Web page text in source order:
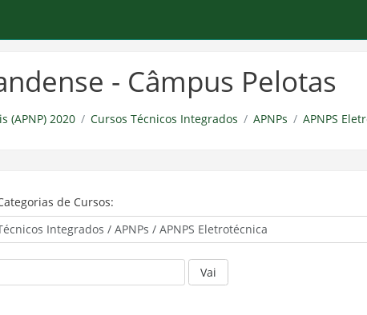
- Câmpus Pelotas
(APNP) 2020 Cursos Técnicos Integrados APNPs APNPS
de Cursos:
Vai